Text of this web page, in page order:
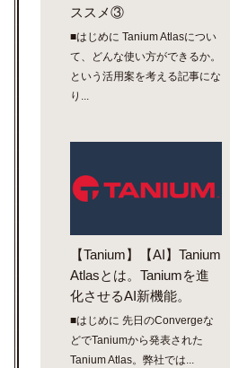
ススメ③
■はじめに Tanium Atlasについ
て、どんな使い方ができるか。
という活用案を考える記事にな
り...
【Tanium】【AI】Tanium
Atlasとは。Taniumを進
化させるAI新機能。
■はじめに 先日のConvergeな
どでTaniumから発表された
Tanium Atlas。弊社では...